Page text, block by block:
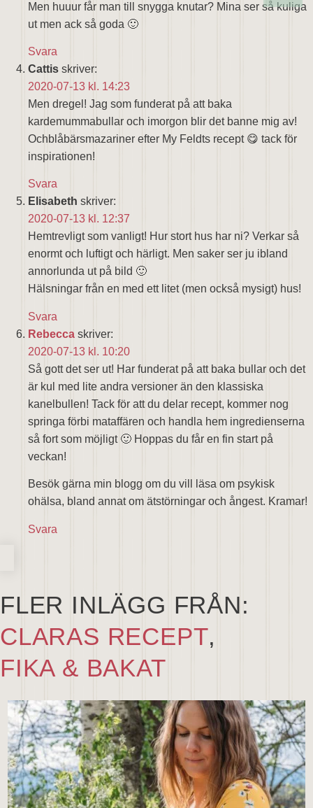
Men huuur får man till snygga knutar? Mina ser så kuliga
ut men ack så goda 🙂
Svara
Cattis skriver:
2020-07-13 kl. 14:23
Men dregel! Jag som funderat på att baka
kardemummabullar och imorgon blir det banne mig av!
Ochblåbärsmazariner efter My Feldts recept 😋 tack för
inspirationen!
Svara
Elisabeth skriver:
2020-07-13 kl. 12:37
Hemtrevligt som vanligt! Hur stort hus har ni? Verkar så
enormt och luftigt och härligt. Men saker ser ju ibland
annorlunda ut på bild 🙂
Hälsningar från en med ett litet (men också mysigt) hus!
Svara
Rebecca skriver:
2020-07-13 kl. 10:20
Så gott det ser ut! Har funderat på att baka bullar och det
är kul med lite andra versioner än den klassiska
kanelbullen! Tack för att du delar recept, kommer nog
springa förbi mataffären och handla hem ingredienserna
så fort som möjligt 🙂 Hoppas du får en fin start på
veckan!
Besök gärna min blogg om du vill läsa om psykisk
ohälsa, bland annat om ätstörningar och ångest. Kramar!
Svara
FLER INLÄGG FRÅN:
CLARAS RECEPT,
FIKA & BAKAT